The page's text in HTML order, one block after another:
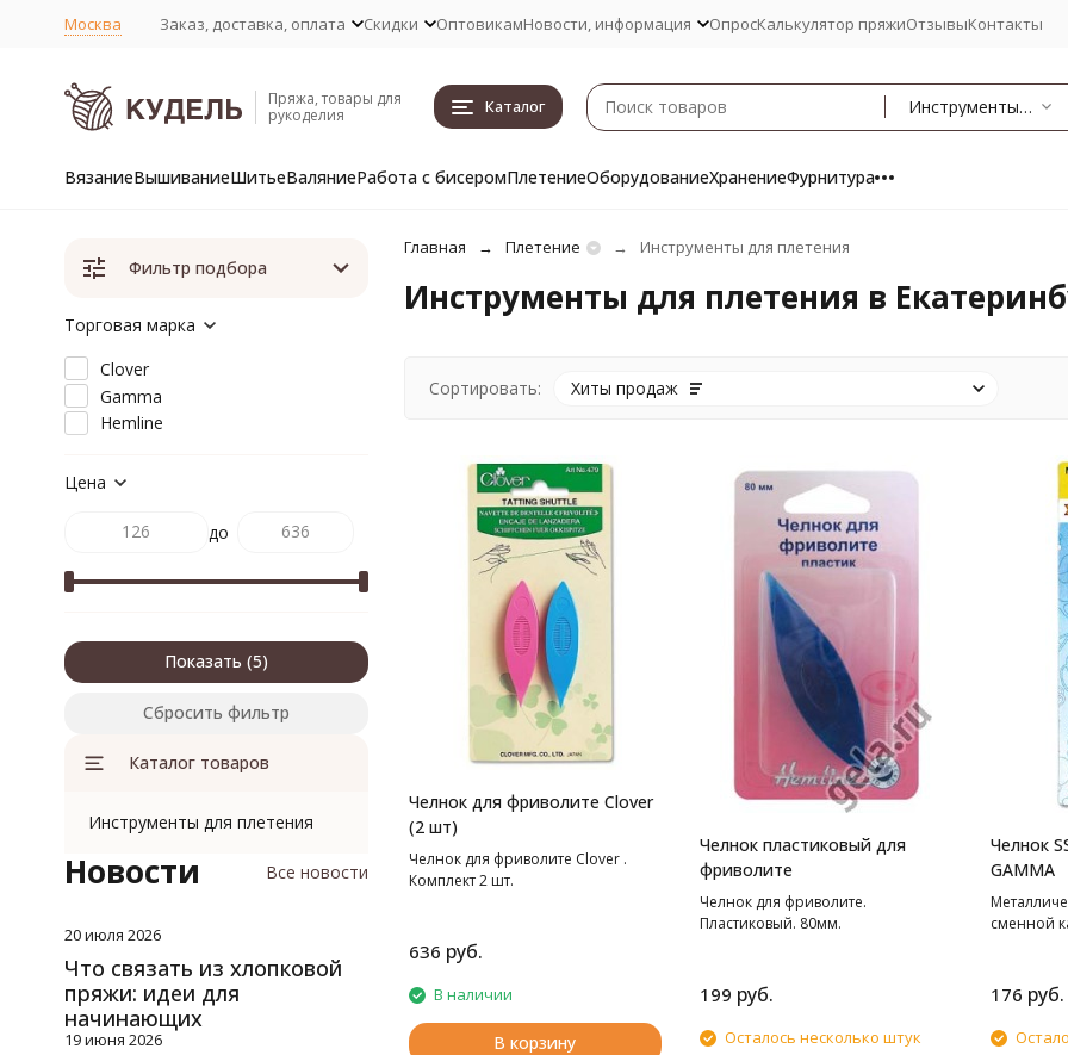
Москва Заказ, доставка, оплата Скидки ОптовикамНовости, информация ОпросКалькулятор пряжиОтзывыКонтакты
Пряжа, товары для
рукоделия
Каталог Инструменты для плетения
ВязаниеВышиваниеШитьеВаляниеРабота с бисеромПлетениеОборудованиеХранениеФурнитура
Главная Плетение Инструменты для плетения
Инструменты для плетения в
Сортировать: Хиты продаж
Челнок для фриволите Clover
(2 шт)
Челнок для фриволите Clover .
Комплект 2 шт.
636 руб.
В наличии
В корзину
Челнок пластиковый для
фриволите
Челнок для фриволите.
Пластиковый. 80мм.
199 руб.
Осталось несколько штук
Челнок
GAMMA
сменной
176 руб.
Фильтр подбора
Торговая марка
Clover
Gamma
Hemline
Цена
до
Показать
Сбросить фильтр
Каталог товаров
Инструменты для плетения
Новости Все новости
20 июля 2026
Что связать из хлопковой
пряжи: идеи для
начинающих
19 июня 2026